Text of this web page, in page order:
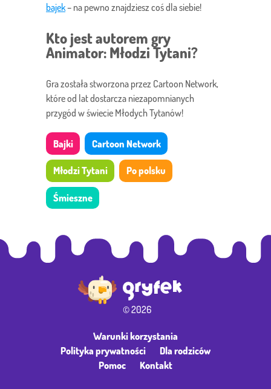
bajek– na pewno znajdziesz coś dla siebie!
Kto jest autorem gry
Animator: Młodzi Tytani?
Gra została stworzona przez Cartoon Network,
które od lat dostarcza niezapomnianych
przygód w świecie Młodych Tytanów!
Bajki Cartoon Network
Młodzi Tytani Po polsku
Śmieszne
© 2026
Warunki korzystania
Polityka prywatności
Dla rodziców
Pomoc
Kontakt